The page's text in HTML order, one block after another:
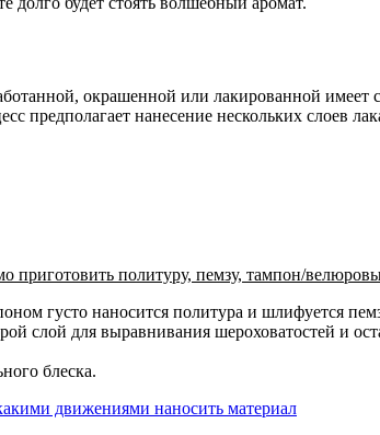
окрашенной или лакированной
предполагает нанесение нескольких слоев
приготовить политуру, пемзу, тампон/
густо наносится политура и шлифуется
слой для выравнивания шероховатостей и
блеска.